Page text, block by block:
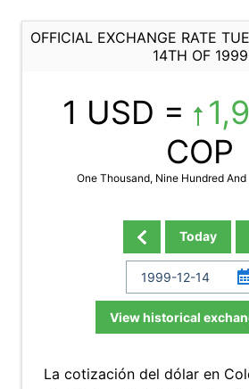
OFFICIAL EXCHANGE RATE
14TH OF 1999
1 USD =
COP
One Thousand, Nine Hundred
Today
View historical
La cotización del dólar en